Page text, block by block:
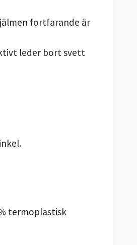
fortfarande är
leder bort svett
termoplastisk